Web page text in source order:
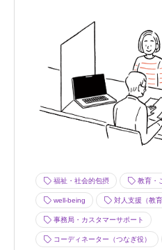
福祉・社会的包摂 教育・
well-being 対人支援（教
事務局・カスタマーサポート
コーディネーター（つなぎ役）